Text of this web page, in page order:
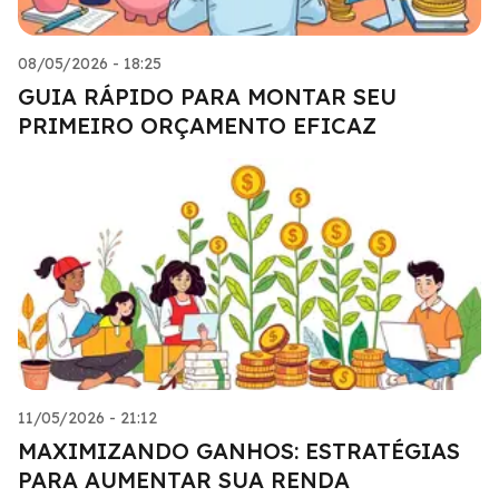
08/05/2026 - 18:25
GUIA RÁPIDO PARA MONTAR SEU
PRIMEIRO ORÇAMENTO EFICAZ
11/05/2026 - 21:12
MAXIMIZANDO GANHOS: ESTRATÉGIAS
PARA AUMENTAR SUA RENDA